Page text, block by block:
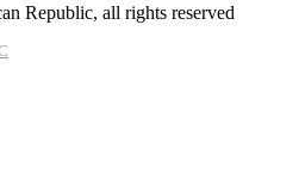
Republic, all rights reserved